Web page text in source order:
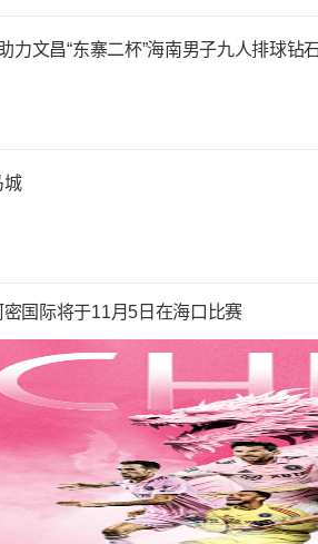
力文昌“东寨二杯”海南男子九人排球钻
城
国际将于11月5日在海口比赛